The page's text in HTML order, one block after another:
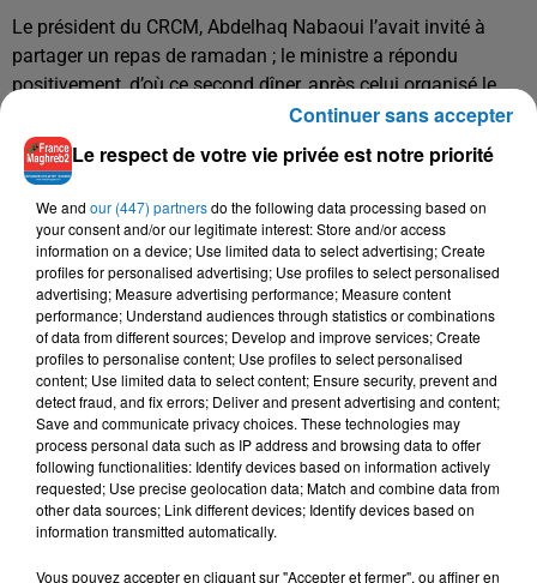
Le président du CRCM, Abdelhaq Nabaoui l’avait invité à
partager un repas de ramadan ; le ministre a répondu
positivement, d’où ce second dîner, après celui organisé le
C'est une première pour l’instance représentative des
musulmans d’Alsace, dans le cadre d’un iftar. Christophe
Castaner est accompagné de son secrétaire d’État, Laurent
Nunez." Sourcelalsace.fr
Le respect de votre vie privée est notre priorité
We and our (447) partnersdo the following data processing based on
your consent and/or our legitimate interest: Store and/or access
information on a device; Use limited data to select advertising; Create
profiles for personalised advertising; Use profiles to select personalised
advertising; Measure advertising performance; Measure content
performance; Understand audiences through statistics or combinations
of data from different sources; Develop and improve services; Create
profiles to personalise content; Use profiles to select personalised
content; Use limited data to select content; Ensure security, prevent and
detect fraud, and fix errors; Deliver and present advertising and content;
Save and communicate privacy choices. These technologies may
process personal data such as IP address and browsing data to offer
following functionalities: Identify devices based on information actively
requested; Use precise geolocation data; Match and combine data from
other data sources; Link different devices; Identify devices based on
information transmitted automatically.
Vous pouvez accepter en cliquant sur "Accepter et fermer", ou affiner en
Continuer sans accepter